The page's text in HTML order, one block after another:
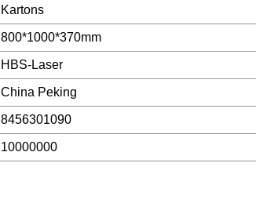
Kartons
800*1000*370mm
HBS-Laser
China Peking
8456301090
10000000